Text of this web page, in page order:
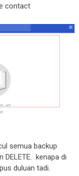
contact
semua backup
DELETE. kenapa di
duluan tadi.